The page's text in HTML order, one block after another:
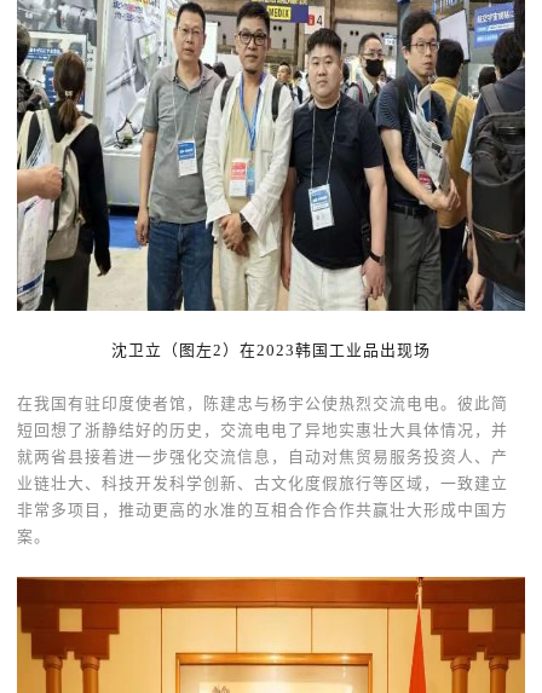
沈卫立（图左2）在2023韩国工业品出现场
在我国有驻印度使者馆，陈建忠与杨宇公使热烈交流电电。彼此简
短回想了浙静结好的历史，交流电电了异地实惠壮大具体情况，并
就两省县接着进一步强化交流信息，自动对焦贸易服务投资人、产
业链壮大、科技开发科学创新、古文化度假旅行等区域，一致建立
非常多项目，推动更高的水准的互相合作合作共赢壮大形成中国方
案。